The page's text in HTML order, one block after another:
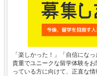
「楽しかった！」「自信にな
貴重でユニークな留学体験を
っている方に向けて、正直な